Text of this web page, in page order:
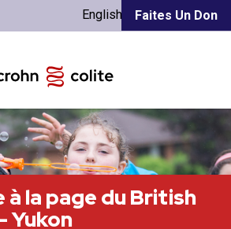
Faites Un Don
English
à la page du British
Yukon